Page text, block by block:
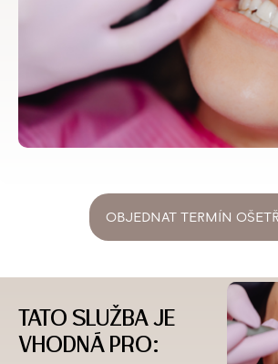
OBJEDNAT TERMÍN
TATO SLUŽBA JE
VHODNÁ PRO: